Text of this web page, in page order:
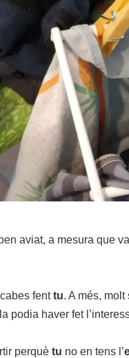
aviat, a mesura que
fenttu. A més,
podia haver fet
perquè tu no en tens l’